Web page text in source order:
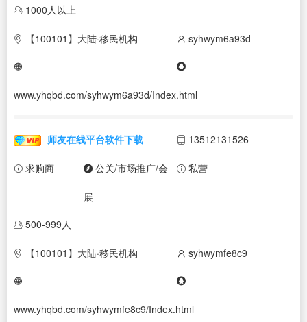
1000人以上
【100101】大陆·移民机构 syhwym6a93d
www.yhqbd.com/syhwym6a93d/Index.html
师友在线平台软件下载 13512131526
求购商 公关/市场推广/会
展
私营
500-999人
【100101】大陆·移民机构 syhwymfe8c9
www.yhqbd.com/syhwymfe8c9/Index.html